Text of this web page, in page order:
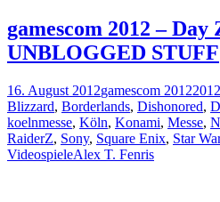
gamescom 2012 –
UNBLOGGED STUFF
16. August 2012gamescom 20122012
Blizzard, Borderlands, Dishonored,
koelnmesse, Köln, Konami, Messe,
RaiderZ, Sony, Square Enix, Star
VideospieleAlex T. Fenris